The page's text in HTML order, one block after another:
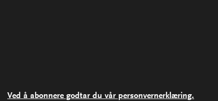
Ved å abonnere godtar du vår personvernerklæring.